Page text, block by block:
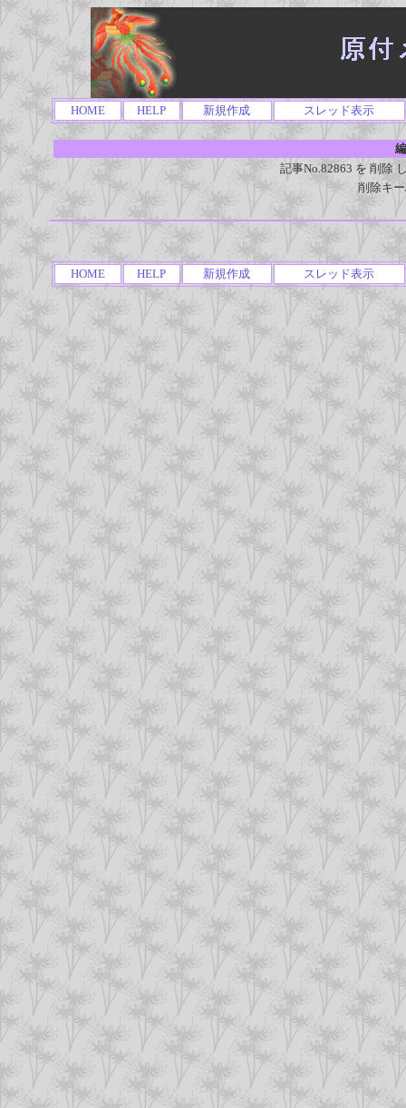
HOME HELP 新規作成 スレッド表示
記事No.82863 を 削除
削除キ
HOME HELP 新規作成 スレッド表示